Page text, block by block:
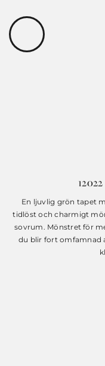
12022
En ljuvlig grön tapet
tidlöst och charmigt
sovrum. Mönstret för
du blir fort omfamnad